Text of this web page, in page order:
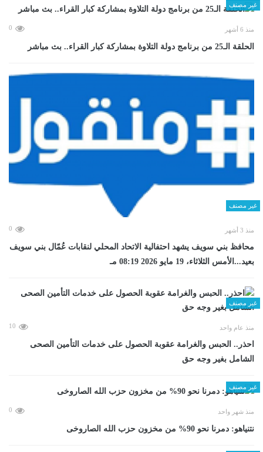
غير مصنف
منذ 6 أشهر 0
الحلقة الـ25 من برنامج دولة التلاوة بمشاركة كبار القراء.. بث مباشر
غير مصنف
منذ 3 أشهر 0
محافظ بني سويف يشهد احتفالية الاتحاد المحلي لنقابات عُمّال بني سويف
بعيد...الأمس الثلاثاء، 19 مايو 2026 08:19 مـ
غير مصنف
منذ عام واحد 10
احذر.. الحبس والغرامة عقوبة الحصول على خدمات التأمين الصحى
الشامل بغير وجه حق
غير مصنف
منذ شهر واحد 0
نتنياهو: دمرنا نحو 90% من مخزون حزب الله الصاروخى